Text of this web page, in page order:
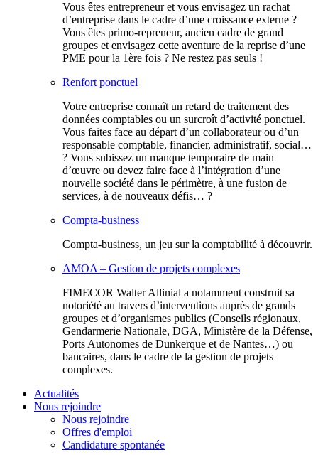
Vous êtes entrepreneur et vous envisagez un rachat
d’entreprise dans le cadre d’une croissance externe ?
Vous êtes primo-repreneur, ancien cadre de grand
groupes et envisagez cette aventure de la reprise d’une
PME pour la 1ère fois ? Ne restez pas seuls !
Renfort ponctuel
Votre entreprise connaît un retard de traitement des
données comptables ou un surcroît d’activité ponctuel.
Vous faites face au départ d’un collaborateur ou d’un
responsable comptable, financier, administratif, social…
? Vous subissez un manque temporaire de main
d’œuvre ou devez faire face à l’intégration d’une
nouvelle société dans le périmètre, à une fusion de
services, à de nouveaux défis… ?
Compta-business
Compta-business, un jeu sur la comptabilité à découvrir.
AMOA – Gestion de projets complexes
FIMECOR Walter Allinial a notamment construit sa
notoriété au travers d’interventions auprès de grands
groupes et d’organismes publics (Conseils régionaux,
Gendarmerie Nationale, DGA, Ministère de la Défense,
Ports Autonomes de Dunkerque et de Nantes…) ou
bancaires, dans le cadre de la gestion de projets
complexes.
Actualités
Nous rejoindre
Nous rejoindre
Offres d'emploi
Candidature spontanée